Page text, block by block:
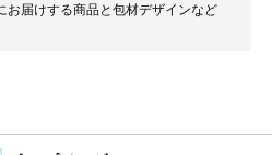
お届けする商品と包材デザインなど